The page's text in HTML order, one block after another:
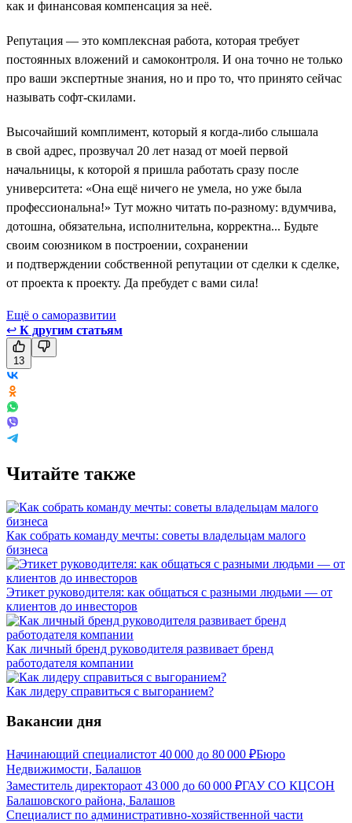
как и финансовая компенсация за неё.
Репутация — это комплексная работа, которая требует
постоянных вложений и самоконтроля. И она точно не только
про ваши экспертные знания, но и про то, что принято сейчас
называть софт-скилами.
Высочайший комплимент, который я когда-либо слышала
в свой адрес, прозвучал 20 лет назад от моей первой
начальницы, к которой я пришла работать сразу после
университета: «Она ещё ничего не умела, но уже была
профессиональна!» Тут можно читать по-разному: вдумчива,
дотошна, обязательна, исполнительна, корректна... Будьте
своим союзником в построении, сохранении
и подтверждении собственной репутации от сделки к сделке,
от проекта к проекту. Да пребудет с вами сила!
Ещё о саморазвитии
↩ К другим статьям
13
Читайте также
Как собрать команду мечты: советы владельцам малого
бизнеса
Этикет руководителя: как общаться с разными людьми — от
клиентов до инвесторов
Как личный бренд руководителя развивает бренд
работодателя компании
Как лидеру справиться с выгоранием?
Вакансии дня
Начинающий специалистот 40 000 до 80 000 ₽Бюро
Недвижимости, Балашов
Заместитель директораот 43 000 до 60 000 ₽ГАУ СО КЦСОН
Балашовского района, Балашов
Специалист по административно-хозяйственной части